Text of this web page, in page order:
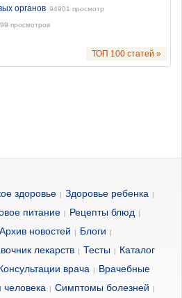
органов 94901 просмотр
просмотров
ТОП 100 статей »
здоровье | Здоровье ребенка |
питание | Рецепты блюд |
Архив новостей | Блоги |
лекарств | Тесты |
Каталог
врача |
Врачебные
| Симптомы болезней |